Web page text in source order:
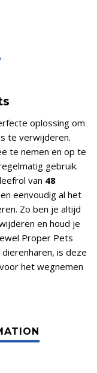
oplossing om
te verwijderen.
te nemen en op te
gebruik.
van 48
eenvoudig al het
Zo ben je altijd
en houd je
Proper Pets
is deze
het wegnemen